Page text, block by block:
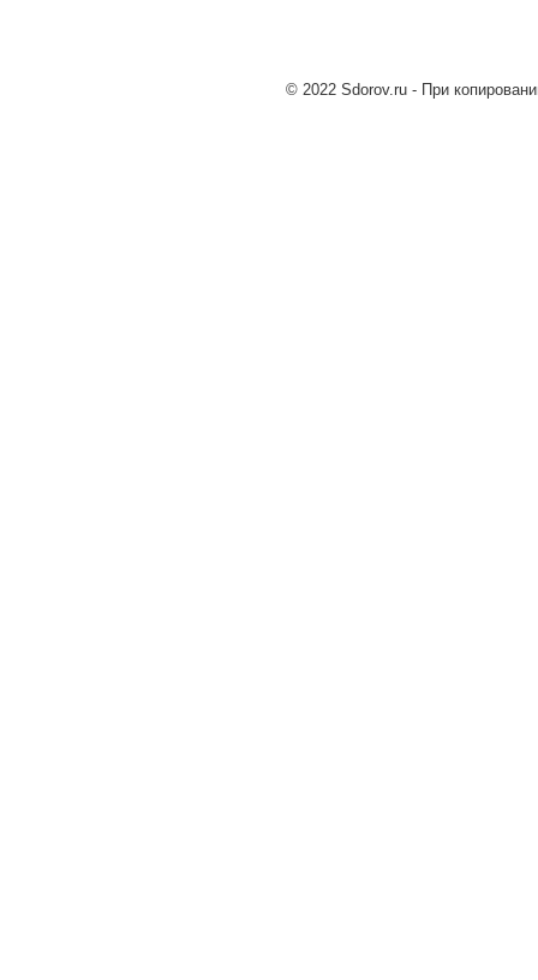
© 2022 Sdorov.ru - При